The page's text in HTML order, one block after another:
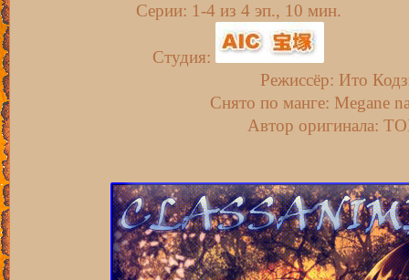
Серии: 1-4 из 4 эп., 10 мин.
Студия:
Режиссёр: Ито
Снято по манге: Megane
Автор оригинала: